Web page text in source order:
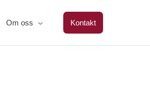
Om oss Kontakt